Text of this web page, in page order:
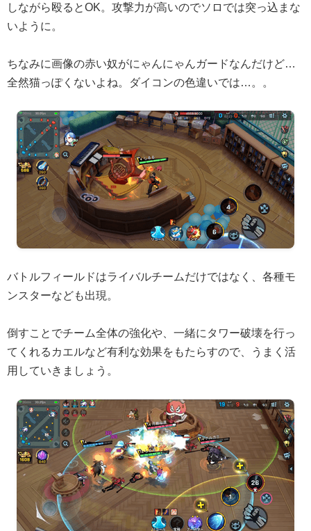
しながら殴るとOK。攻撃力が高いのでソロでは突っ込まな
いように。
ちなみに画像の赤い奴がにゃんにゃんガードなんだけど…
全然猫っぽくないよね。ダイコンの色違いでは…。。
バトルフィールドはライバルチームだけではなく、各種モ
ンスターなども出現。
倒すことでチーム全体の強化や、一緒にタワー破壊を行っ
てくれるカエルなど有利な効果をもたらすので、うまく活
用していきましょう。